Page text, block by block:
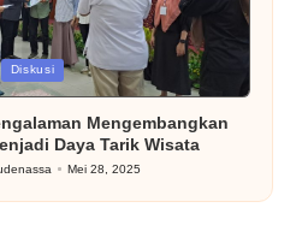
Diskusi
Mengembangkan
Daya Tarik Wisata
Mei 28, 2025